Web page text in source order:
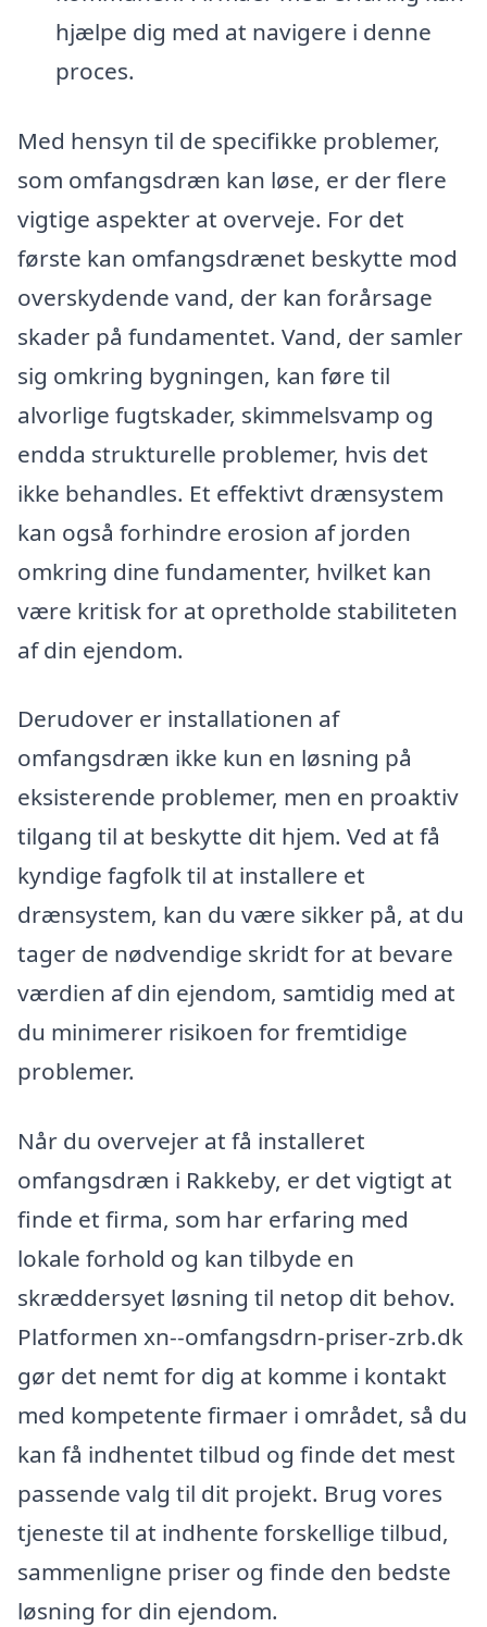
hjælpe dig med at navigere i denne
proces.
Med hensyn til de specifikke problemer,
som omfangsdræn kan løse, er der flere
vigtige aspekter at overveje. For det
første kan omfangsdrænet beskytte mod
overskydende vand, der kan forårsage
skader på fundamentet. Vand, der samler
sig omkring bygningen, kan føre til
alvorlige fugtskader, skimmelsvamp og
endda strukturelle problemer, hvis det
ikke behandles. Et effektivt drænsystem
kan også forhindre erosion af jorden
omkring dine fundamenter, hvilket kan
være kritisk for at opretholde stabiliteten
af din ejendom.
Derudover er installationen af
omfangsdræn ikke kun en løsning på
eksisterende problemer, men en proaktiv
tilgang til at beskytte dit hjem. Ved at få
kyndige fagfolk til at installere et
drænsystem, kan du være sikker på, at du
tager de nødvendige skridt for at bevare
værdien af din ejendom, samtidig med at
du minimerer risikoen for fremtidige
problemer.
Når du overvejer at få installeret
omfangsdræn i Rakkeby, er det vigtigt at
finde et firma, som har erfaring med
lokale forhold og kan tilbyde en
skræddersyet løsning til netop dit behov.
Platformen xn--omfangsdrn-priser-zrb.dk
gør det nemt for dig at komme i kontakt
med kompetente firmaer i området, så du
kan få indhentet tilbud og finde det mest
passende valg til dit projekt. Brug vores
tjeneste til at indhente forskellige tilbud,
sammenligne priser og finde den bedste
løsning for din ejendom.